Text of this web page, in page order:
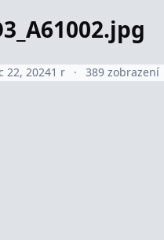
22, 20241 r 389 zobrazení